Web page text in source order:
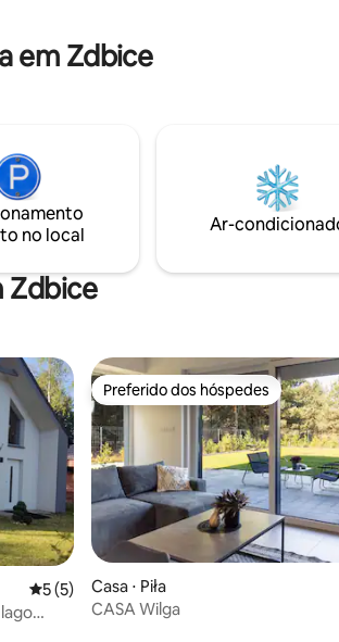
em Zdbice
no local
Ar-
Zdbice
5 de uma avaliação média de 5, 5
5 (5)
Preferido dos hóspedes
Preferido dos hóspedes
Casa ⋅ Piła
CASA Wilga